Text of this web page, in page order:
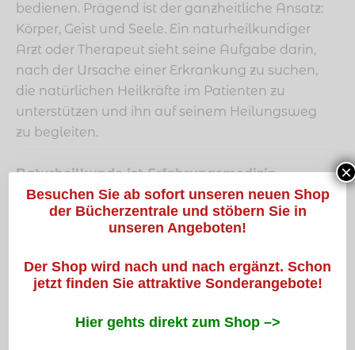
bedienen. Prägend ist der ganzheitliche Ansatz:
Körper, Geist und Seele. Ein naturheilkundiger
Arzt oder Therapeut sieht seine Aufgabe darin,
nach der Ursache einer Erkrankung zu suchen,
die natürlichen Heilkräfte im Patienten zu
unterstützen und ihn auf seinem Heilungsweg
zu begleiten.
Naturheilkunde ist Erfahrungsmedizin
Das Heilen mit den Mitteln der Natur war zu
Großmutters Zeiten noch fester Bestandteil der
Familie: Wadenwickel bei Fieber, Thymian-Tee
(Fasten) und vieles mehr – Hausmittel waren
unter anderem die Aufgabe des
Besuchen Sie ab sofort unseren neuen Shop
der Bücherzentrale und stöbern Sie in
unseren Angeboten!
Der Shop wird nach und nach ergänzt. Schon
jetzt finden Sie attraktive Sonderangebote!
Hier gehts direkt zum Shop –>
×